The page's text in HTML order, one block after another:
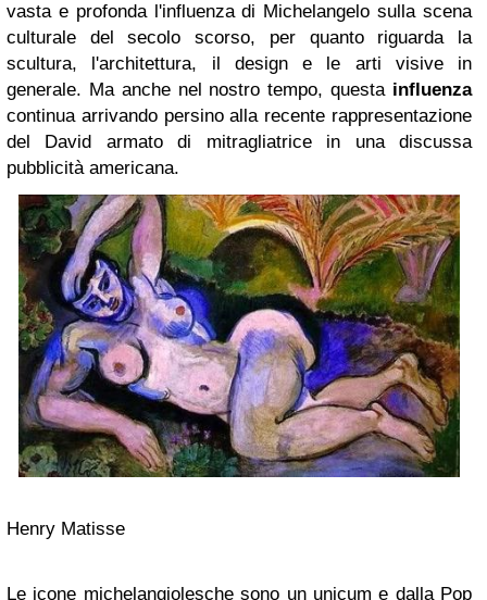
vasta e profonda l'influenza di Michelangelo sulla scena
culturale del secolo scorso, per quanto riguarda la
scultura, l'architettura, il design e le arti visive in
generale. Ma anche nel nostro tempo, questa influenza
continua arrivando persino alla recente rappresentazione
del David armato di mitragliatrice in una discussa
pubblicità americana.
Henry Matisse
Le icone michelangiolesche sono un unicum e dalla Pop